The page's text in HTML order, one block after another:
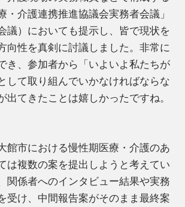
・介護連携推進協議会実務者会議」
議）においても提示し、皆で現状を
向性を真剣に討議しました。非常に
き、参加者から「いよいよ私たちが
して取り組んでいかなければならな
出てきたことは嬉しかったですね。
館市における慢性期医療・介護のあ
は複数の案を提出しようと考えてい
関係者へのインタビュー結果や実務
受け、中間報告案がそのまま最終案